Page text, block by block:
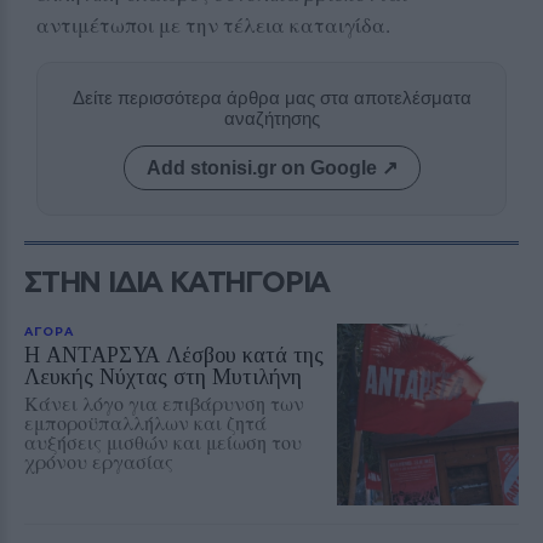
αντιμέτωποι με την τέλεια καταιγίδα.
Δείτε περισσότερα άρθρα μας στα αποτελέσματα
αναζήτησης
Add stonisi.gr on Google ↗
ΣΤΗΝ ΙΔΙΑ ΚΑΤΗΓΟΡΙΑ
ΑΓΟΡΑ
Η ΑΝΤΑΡΣΥΑ Λέσβου κατά της
Λευκής Νύχτας στη Μυτιλήνη
Κάνει λόγο για επιβάρυνση των
εμποροϋπαλλήλων και ζητά
αυξήσεις μισθών και μείωση του
χρόνου εργασίας